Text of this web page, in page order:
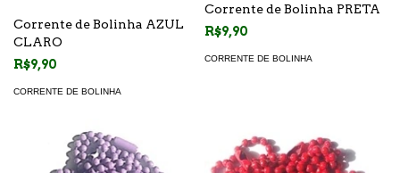
Corrente de Bolinha AZUL
CLARO
R$9,90
CORRENTE DE BOLINHA
Corrente de Bolinha PRETA
R$9,90
CORRENTE DE BOLINHA